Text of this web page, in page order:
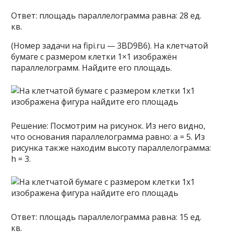
Ответ: площадь параллелограмма равна: 28 ед.
кв.
(Номер задачи на fipi.ru — 3BD9B6). На клетчатой
бумаге с размером клетки 1×1 изображён
параллелограмм. Найдите его площадь.
Решение: Посмотрим на рисунок. Из него видно,
что основания параллелограмма равно: a = 5. Из
рисунка также находим высоту параллелограмма:
h = 3.
Ответ: площадь параллелограмма равна: 15 ед.
кв.